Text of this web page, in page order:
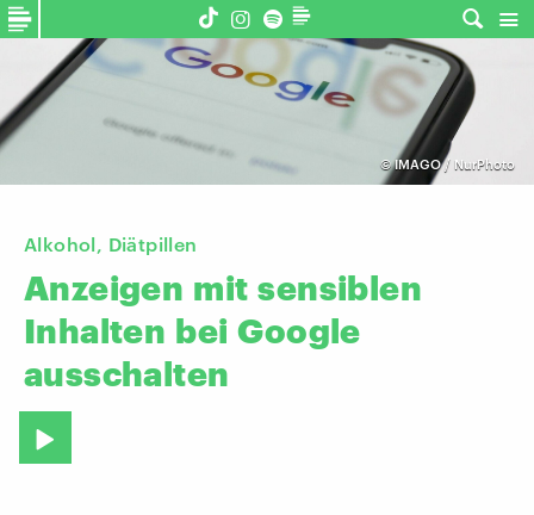
©IMAGO / NurPhoto
Alkohol, Diätpillen
Anzeigen mit sensiblen
Inhalten bei Google
ausschalten